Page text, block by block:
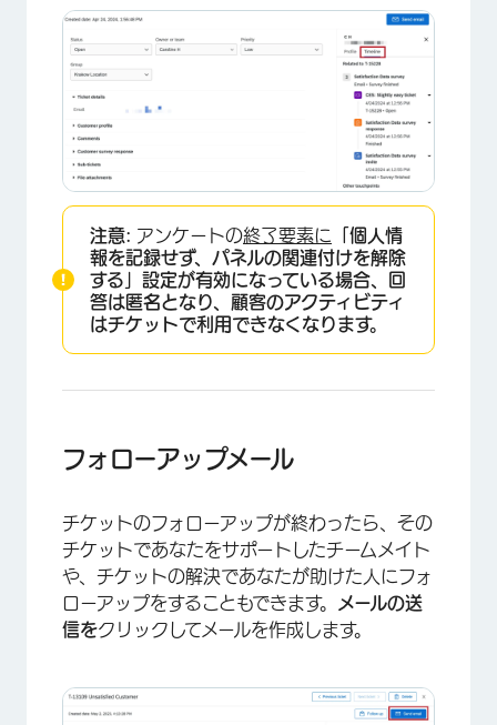
×
注意: アンケートの終了要素に 「個人情
報を記録せず、パネルの関連付けを解除
する」設定が有効になっている場合、回
答は匿名となり、顧客のアクティビティ
はチケットで利用できなくなります。
フォローアップメール
チケットのフォローアップが終わったら、その
チケットであなたをサポートしたチームメイト
や、チケットの解決であなたが助けた人にフォ
ローアップをすることもできます。
メールの送
信をクリックしてメールを作成します。